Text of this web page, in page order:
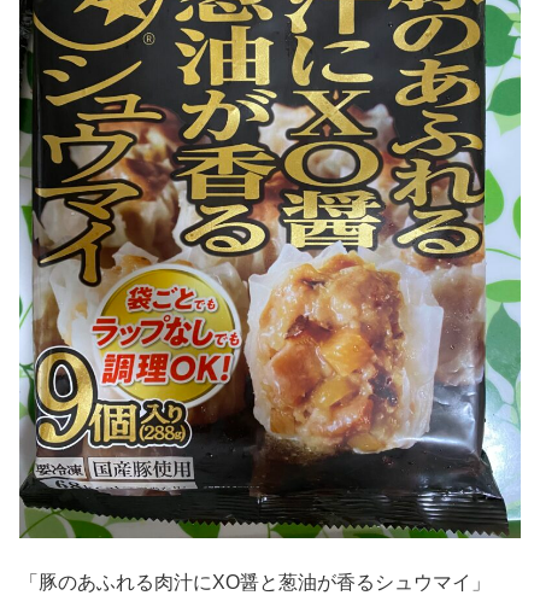
「豚のあふれる肉汁にXO醤と葱油が香るシュウマイ」